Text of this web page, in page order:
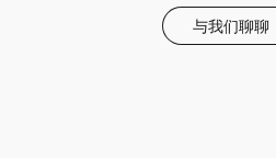
与我们聊聊